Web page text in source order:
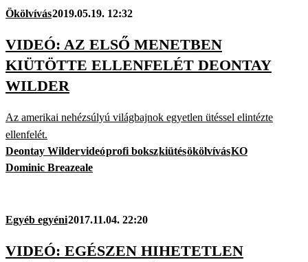
Ökölvívás2019.05.19. 12:32
VIDEÓ: AZ ELSŐ MENETBEN
KIÜTÖTTE ELLENFELÉT DEONTAY
WILDER
Az amerikai nehézsúlyú világbajnok egyetlen ütéssel elintézte
ellenfelét.
Deontay Wildervideóprofi bokszkiütésökölvívásKO
Dominic Breazeale
Egyéb egyéni2017.11.04. 22:20
VIDEÓ: EGÉSZEN HIHETETLEN